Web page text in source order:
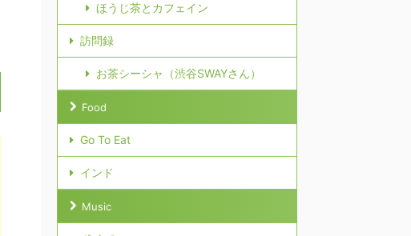
ほうじ茶とカフェイン
訪問録
お茶シーシャ（渋谷SWAYさん）
Food
Go To Eat
インド
Music